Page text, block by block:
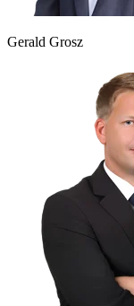
Gerald Grosz